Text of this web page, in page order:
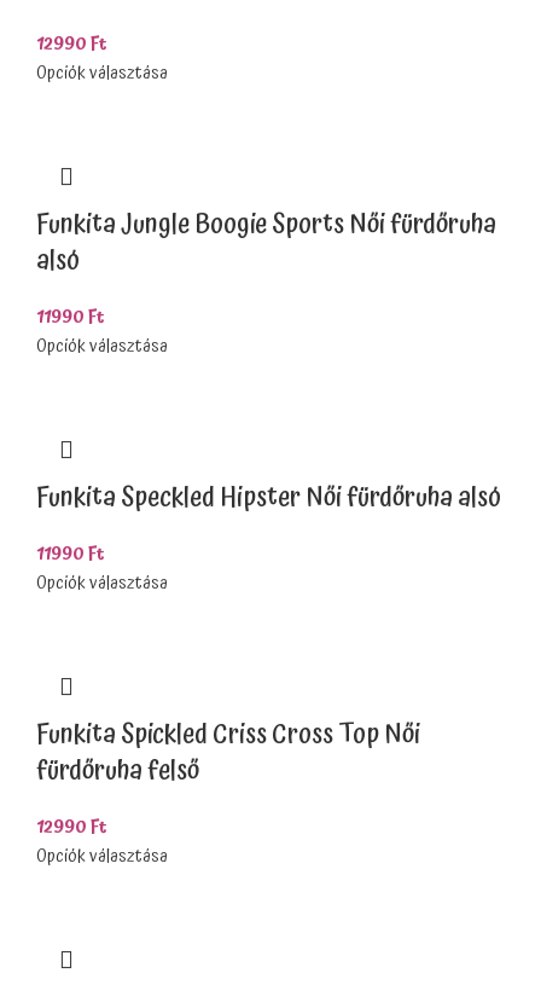
12990Ft
Opciók választása
Funkita Jungle Boogie Sports Női fürdőruha
alsó
11990Ft
Opciók választása
Funkita Speckled Hipster Női fürdőruha alsó
11990Ft
Opciók választása
Funkita Spickled Criss Cross Top Női
fürdőruha felső
12990Ft
Opciók választása